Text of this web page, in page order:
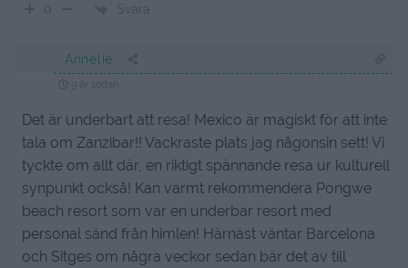
0 Svara
Annelie
Det är underbart att resa! Mexico är magiskt för att inte
tala om Zanzibar!! Vackraste plats jag någonsin sett! Vi
tyckte om allt där, en riktigt spännande resa ur kulturell
synpunkt också! Kan varmt rekommendera Pongwe
beach resort som var en underbar resort med
personal sänd från himlen! Härnäst väntar Barcelona
och Sitges om några veckor sedan bär det av till